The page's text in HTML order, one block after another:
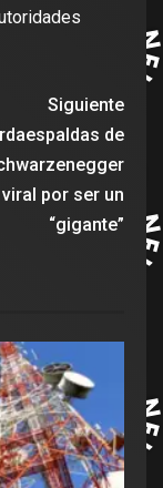
Siguiente
de
por ser un
“gigante”